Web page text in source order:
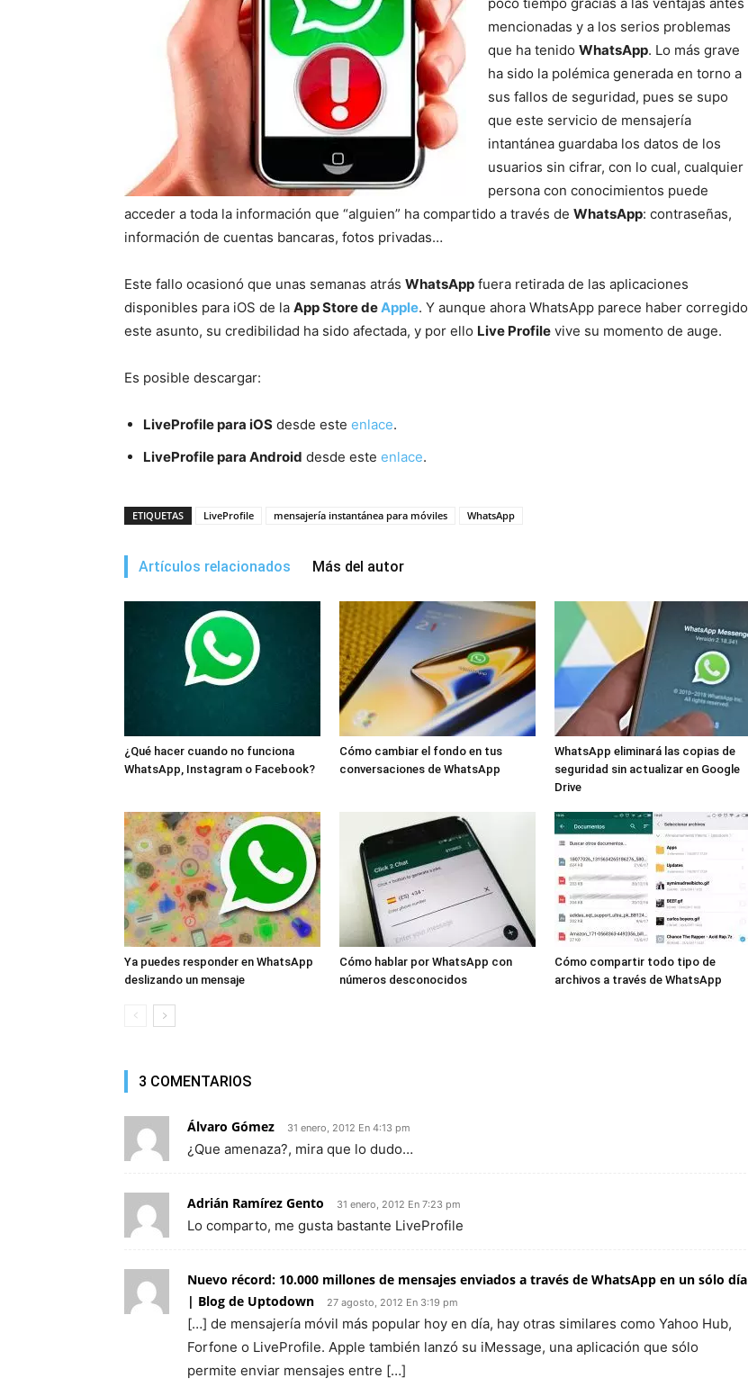
mencionadas y a los serios problemas
que ha tenido WhatsApp. Lo más grave
ha sido la polémica generada en torno a
sus fallos de seguridad, pues se supo
que este servicio de mensajería
intantánea guardaba los datos de los
usuarios sin cifrar, con lo cual, cualquier
persona con conocimientos puede
acceder a toda la información que “alguien” ha compartido a través de WhatsApp: contraseñas,
información de cuentas bancaras, fotos privadas…
Este fallo ocasionó que unas semanas atrás WhatsApp fuera retirada de las aplicaciones
disponibles para iOS de la App Store deApple. Y aunque ahora WhatsApp parece haber corregido
este asunto, su credibilidad ha sido afectada, y por ello Live Profile vive su momento de auge.
Es posible descargar:
LiveProfile para iOS desde este enlace.
LiveProfile para Android desde este enlace.
ETIQUETAS LiveProfile mensajería instantánea para móviles WhatsApp
Artículos relacionados Más del autor
¿Qué hacer cuando no funciona
WhatsApp, Instagram o Facebook?
Cómo cambiar el fondo en tus
conversaciones de WhatsApp
WhatsApp eliminará las copias de
seguridad sin actualizar en Google
Drive
Ya puedes responder en WhatsApp
deslizando un mensaje
Cómo hablar por WhatsApp con
números desconocidos
Cómo compartir todo tipo de
archivos a través de WhatsApp
3 COMENTARIOS
Álvaro Gómez 31 enero, 2012 En 4:13 pm
¿Que amenaza?, mira que lo dudo…
Adrián Ramírez Gento 31 enero, 2012 En 7:23 pm
Lo comparto, me gusta bastante LiveProfile
Nuevo récord: 10.000 millones de mensajes enviados a través de WhatsApp en un sólo día
| Blog de Uptodown
27 agosto, 2012 En 3:19 pm
[…] de mensajería móvil más popular hoy en día, hay otras similares como Yahoo Hub,
Forfone o LiveProfile. Apple también lanzó su iMessage, una aplicación que sólo
permite enviar mensajes entre […]